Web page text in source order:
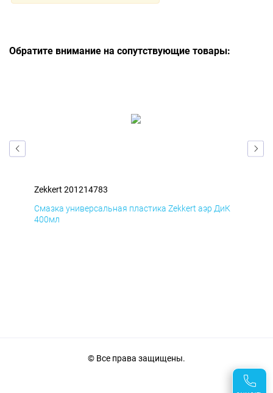
Обратите внимание на сопутствующие товары:
Zekkert 201214783
Смазка универсальная пластика Zekkert аэр ДиК
400мл
© Все права защищены.